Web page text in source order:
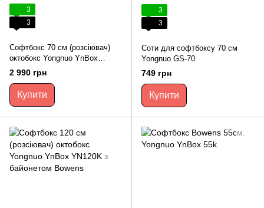
3
3
Софтбокс 70 см (розсіювач)
октобокс Yongnuo YnBox
YN70K з байонетом Bowens
2 990 грн
Купити
3
3
Соти для софтбоксу 70 см
Yongnuo GS-70
749 грн
Купити